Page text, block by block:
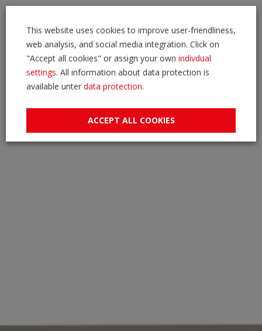
This website uses cookies to improve user-friendliness,
web analysis, and social media integration. Click on
"Accept all cookies" or assign your own indivdual
settings. All information about data protection is
available unter data protection.
ACCEPT ALL COOKIES